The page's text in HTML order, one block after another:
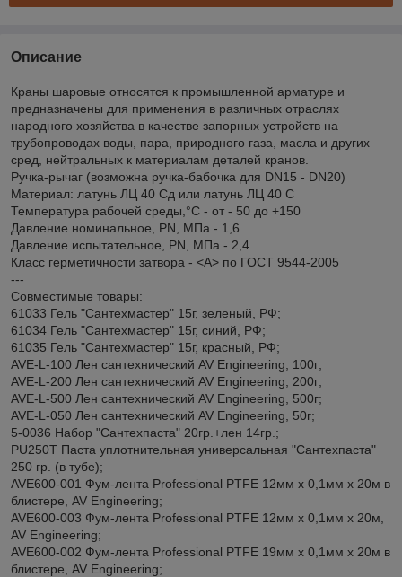
Описание
Краны шаровые относятся к промышленной арматуре и
предназначены для применения в различных отраслях
народного хозяйства в качестве запорных устройств на
трубопроводах воды, пара, природного газа, масла и других
сред, нейтральных к материалам деталей кранов.
Ручка-рычаг (возможна ручка-бабочка для DN15 - DN20)
Материал: латунь ЛЦ 40 Сд или латунь ЛЦ 40 С
Температура рабочей среды,°С - от - 50 до +150
Давление номинальное, PN, МПа - 1,6
Давление испытательное, PN, МПа - 2,4
Класс герметичности затвора - <А> по ГОСТ 9544-2005
---
Совместимые товары:
61033 Гель "Сантехмастер" 15г, зеленый, РФ;
61034 Гель "Сантехмастер" 15г, синий, РФ;
61035 Гель "Сантехмастер" 15г, красный, РФ;
AVE-L-100 Лен сантехнический AV Engineering, 100г;
AVE-L-200 Лен сантехнический AV Engineering, 200г;
AVE-L-500 Лен сантехнический AV Engineering, 500г;
AVE-L-050 Лен сантехнический AV Engineering, 50г;
5-0036 Набор "Сантехпаста" 20гр.+лен 14гр.;
PU250T Паста уплотнительная универсальная "Сантехпаста"
250 гр. (в тубе);
AVE600-001 Фум-лента Professional PTFE 12мм х 0,1мм х 20м в
блистере, AV Engineering;
AVE600-003 Фум-лента Professional PTFE 12мм х 0,1мм х 20м,
AV Engineering;
AVE600-002 Фум-лента Professional PTFE 19мм х 0,1мм х 20м в
блистере, AV Engineering;